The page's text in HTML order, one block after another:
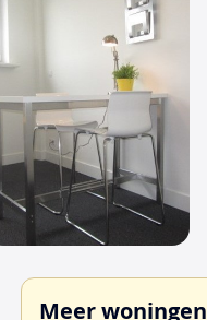
Meer woningen